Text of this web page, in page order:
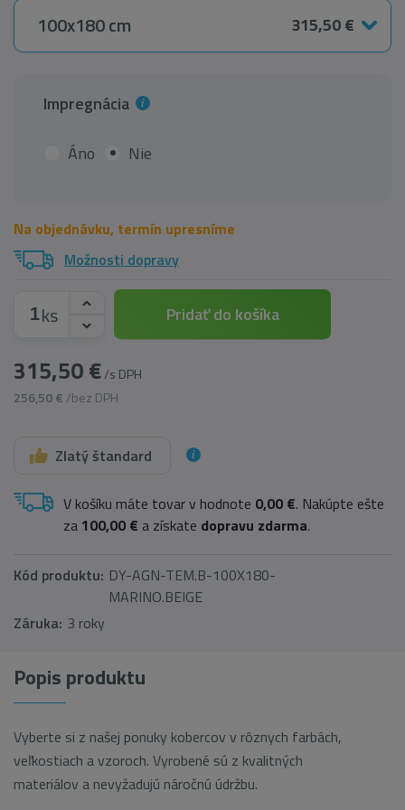
100x180 cm
315,50 €
Impregnácia
Áno Nie
Na objednávku, termín upresníme
Možnosti dopravy
ks
315,50 €/s DPH
256,50 € /bez DPH
Pridať do košíka
Zlatý štandard
V košíku máte tovar v hodnote 0,00 €. Nakúpte ešte
za 100,00 € a získate dopravu zdarma.
Kód produktu: DY-AGN-TEM.B-100X180-
MARINO.BEIGE
Záruka: 3 roky
Popis produktu
Vyberte si z našej ponuky kobercov v rôznych farbách,
veľkostiach a vzoroch. Vyrobené sú z kvalitných
materiálov a nevyžadujú náročnú údržbu.